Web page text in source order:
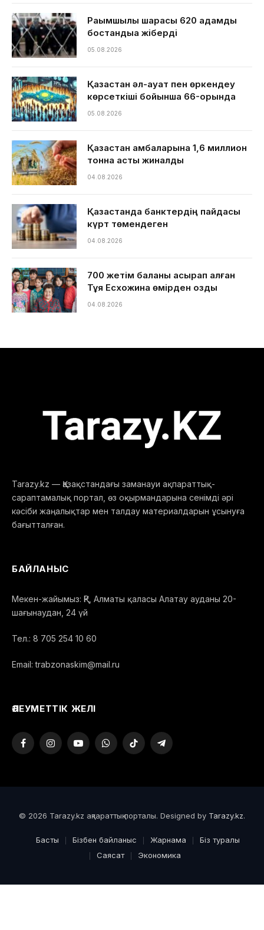
Рақымшылық шарасы 620 адамды
бостандыққа жіберді
05.08.2026
Қазақстан әл-ауқат пен өркендеу
көрсеткіші бойынша 66-орында
05.08.2026
Қазақстан қамбаларына 1,6 миллион
тонна астық жиналды
04.08.2026
Қазақстанда банктердің пайдасы
күрт төмендеген
04.08.2026
700 жетім баланы асырап алған
Тұяқ Есхожина өмірден озды
04.08.2026
Tarazy.kz — Қазақстандағы заманауи ақпараттық-
сараптамалық портал, өз оқырмандарына сенімді әрі
кәсіби жаңалықтар мен талдау материалдарын ұсынуға
бағытталған.
БАЙЛАНЫС
Мекен-жайымыз: ҚР, Алматы қаласы Алатау ауданы 20-
шағынаудан, 24 үй
Тел.: 8 705 254 10 60
Email: trabzonaskim@mail.ru
ӘЛЕУМЕТТІК ЖЕЛІ
FacebookInstagramYouTubeWhatsAppTikTok Telegram
© 2026 Tarazy.kz ақпараттық порталы. Designed by Tarazy.kz.
Басты Бізбен байланыс Жарнама
Біз туралы
Саясат
Экономика